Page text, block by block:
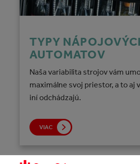
TYPY
AUTOMATOV
Naša variabilita strojov vám
maximálne svoj priestor, a to aj
iní odchádzajú.
VIAC